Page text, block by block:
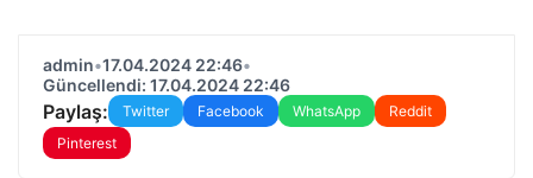
admin•17.04.2024 22:46•
Güncellendi: 17.04.2024 22:46
Paylaş: Twitter Facebook WhatsApp
Reddit
Pinterest